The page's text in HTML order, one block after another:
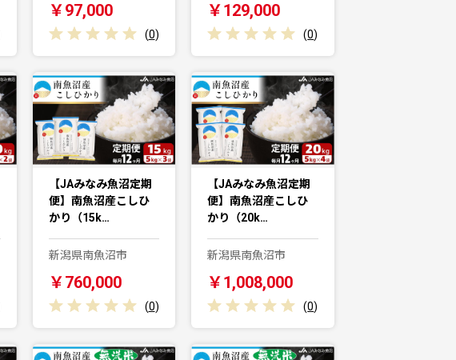
￥97,000
(0)
￥129,000
(0)
【JAみなみ魚沼定期
便】南魚沼産こしひ
かり（15k…
新潟県南魚沼市
￥760,000
(0)
【JAみなみ魚沼定期
便】南魚沼産こしひ
かり（20k…
新潟県南魚沼市
￥1,008,000
(0)